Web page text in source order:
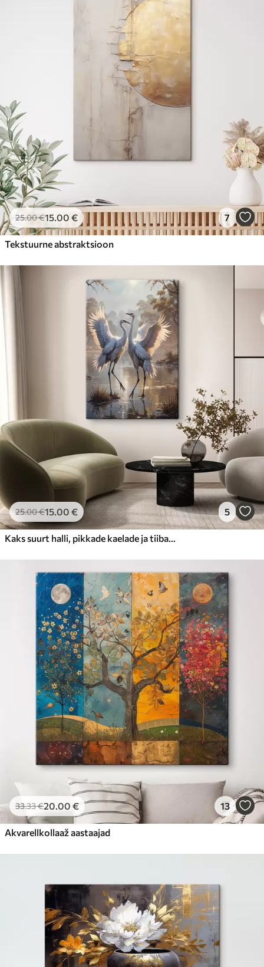
25.00€15.00 € 7
Tekstuurne abstraktsioon
25.00€15.00 € 5
Kaks suurt halli, pikkade kaelade ja tiibadega kraanat, mis seisavad puudest ümbritsetud udujärves
33.33€20.00 € 13
Akvarellkollaaž aastaajad